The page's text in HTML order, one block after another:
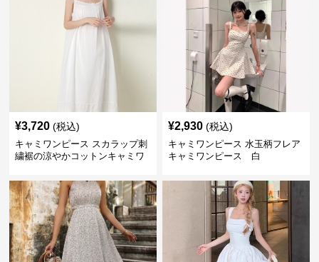
¥3,720 (税込)
キャミワンピース スカラップ刺
繍裾の涼やかコットンキャミワ
¥2,930 (税込)
キャミワンピース 水玉柄フレア
キャミワンピース 白